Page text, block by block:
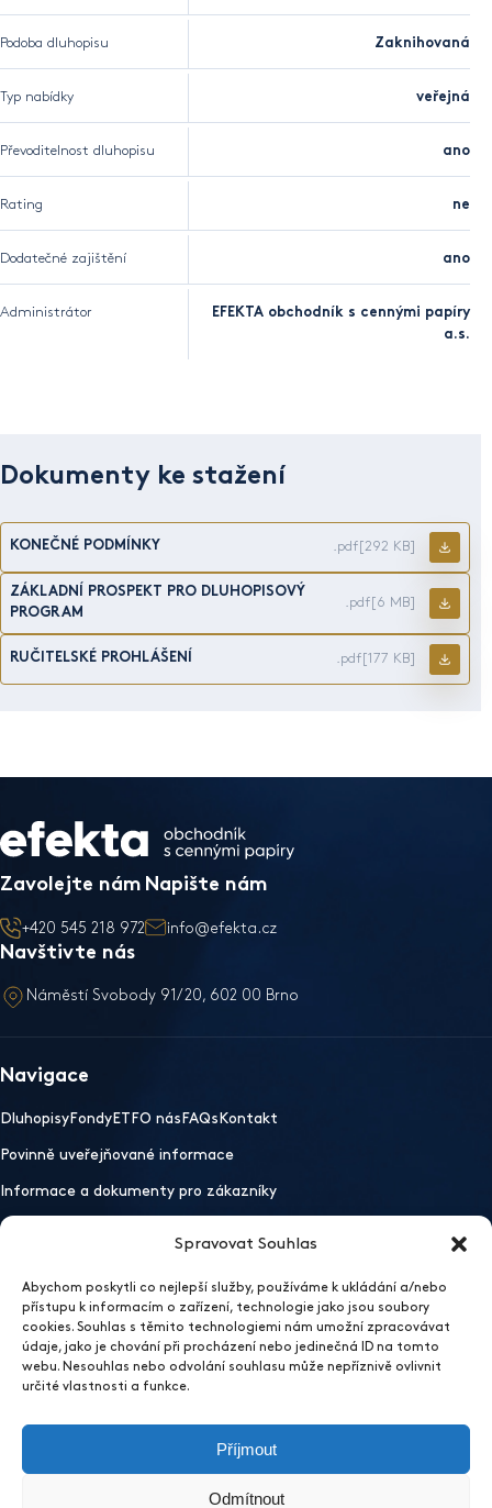
Spravovat Souhlas
Abychom poskytli co nejlepší služby, používáme k ukládání a/nebo
přístupu k informacím o zařízení, technologie jako jsou soubory
cookies. Souhlas s těmito technologiemi nám umožní zpracovávat
údaje, jako je chování při procházení nebo jedinečná ID na tomto
webu. Nesouhlas nebo odvolání souhlasu může nepříznivě ovlivnit
určité vlastnosti a funkce.
Příjmout
Odmítnout
Podoba dluhopisu Zaknihovaná
Typ nabídky veřejná
Převoditelnost dluhopisu ano
Rating ne
Dodatečné zajištění ano
Administrátor
EFEKTA obchodník s cennými papíry
a.s.
Dokumenty ke stažení
KONEČNÉ PODMÍNKY .pdf [292 KB]
ZÁKLADNÍ PROSPEKT PRO DLUHOPISOVÝ
PROGRAM
.pdf [6 MB]
RUČITELSKÉ PROHLÁŠENÍ .pdf [177 KB]
Zavolejte nám
+420 545 218 972
Napište nám
info@efekta.cz
Navštivte nás
Náměstí Svobody 91/20, 602 00 Brno
Navigace
Dluhopisy Fondy ETFO nás FAQs Kontakt
Povinně uveřejňované informace
Informace a dokumenty pro zákazníky
Mobilní aplikaceOchrana osobních údajůWhistleblowing
Otevřít nastavení preferencí cookies
2026 EFEKTA obchodník s cennými papíry
Sídlo
EFEKTA obchodník s cennými papíry a.s.
Vinařská 460/3, 603 00 Brno, Pisárky